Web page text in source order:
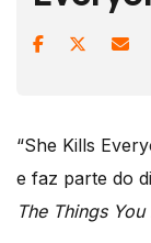
“She Kills
e faz parte do
The Things